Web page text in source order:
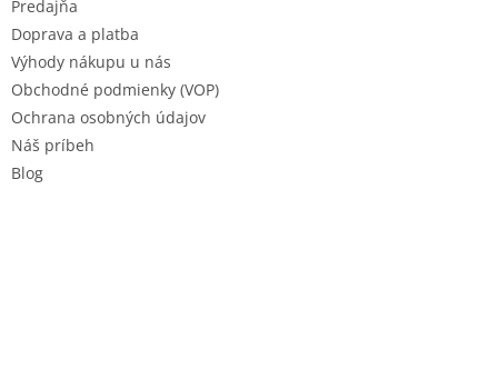
Predajňa
Doprava a platba
Výhody nákupu u nás
Obchodné podmienky (VOP)
Ochrana osobných údajov
Náš príbeh
Blog